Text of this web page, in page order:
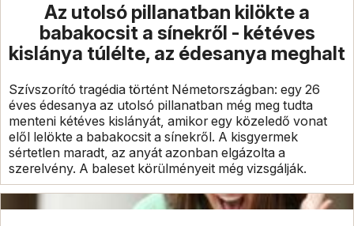
Az utolsó pillanatban kilökte a
babakocsit a sínekről - kétéves
kislánya túlélte, az édesanya meghalt
Szívszorító tragédia történt Németországban: egy 26
éves édesanya az utolsó pillanatban még meg tudta
menteni kétéves kislányát, amikor egy közeledő vonat
elől lelökte a babakocsit a sínekről. A kisgyermek
sértetlen maradt, az anyát azonban elgázolta a
szerelvény. A baleset körülményeit még vizsgálják.